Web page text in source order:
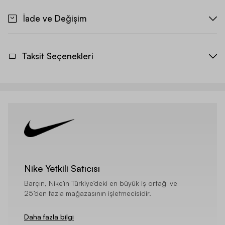
İade ve Değişim
Taksit Seçenekleri
Nike Yetkili Satıcısı
Barçın, Nike’ın Türkiye’deki en büyük iş ortağı ve
25’den fazla mağazasının işletmecisidir.
Daha fazla bilgi